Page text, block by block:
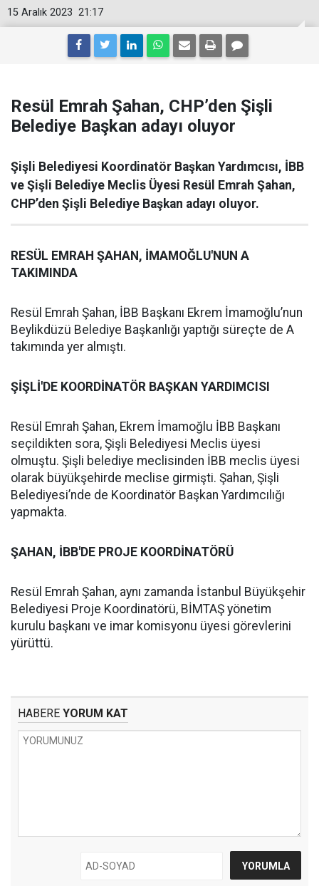
21:17
15 Aralık 2023
Resül Emrah Şahan, CHP’den Şişli
Belediye Başkan adayı oluyor
Şişli Belediyesi Koordinatör Başkan Yardımcısı, İBB
ve Şişli Belediye Meclis Üyesi Resül Emrah Şahan,
CHP’den Şişli Belediye Başkan adayı oluyor.
RESÜL EMRAH ŞAHAN, İMAMOĞLU'NUN A
TAKIMINDA
Resül Emrah Şahan, İBB Başkanı Ekrem İmamoğlu’nun
Beylikdüzü Belediye Başkanlığı yaptığı süreçte de A
takımında yer almıştı.
ŞİŞLİ'DE KOORDİNATÖR BAŞKAN YARDIMCISI
Resül Emrah Şahan, Ekrem İmamoğlu İBB Başkanı
seçildikten sora, Şişli Belediyesi Meclis üyesi
olmuştu. Şişli belediye meclisinden İBB meclis üyesi
olarak büyükşehirde meclise girmişti. Şahan, Şişli
Belediyesi’nde de Koordinatör Başkan Yardımcılığı
yapmakta.
ŞAHAN, İBB'DE PROJE KOORDİNATÖRÜ
Resül Emrah Şahan, aynı zamanda İstanbul Büyükşehir
Belediyesi Proje Koordinatörü, BİMTAŞ yönetim
kurulu başkanı ve imar komisyonu üyesi görevlerini
yürüttü.
HABERE YORUM KAT